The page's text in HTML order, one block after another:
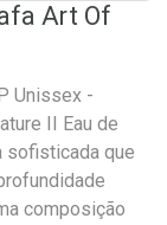
Art Of
Unissex -
II Eau de
sofisticada que
composição